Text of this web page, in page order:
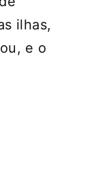
ilhas,
e o